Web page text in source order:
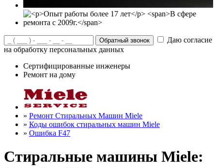
Даю согласие
на обработку персональных данных
Сертифицированные инженеры
Ремонт на дому
» Ремонт Стиральных Машин Miele
» Коды ошибок стиральных машин Miele
» Ошибка F47
Стиральные машины Miele: